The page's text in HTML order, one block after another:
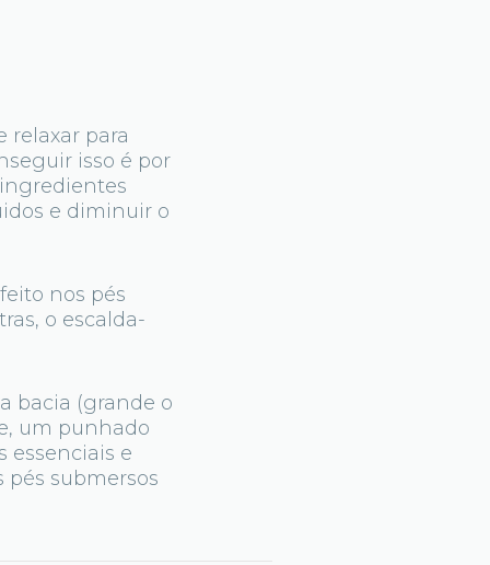
relaxar para
isso é por
e diminuir o
nos pés
o escalda-
bacia (grande o
um punhado
essenciais e
pés submersos